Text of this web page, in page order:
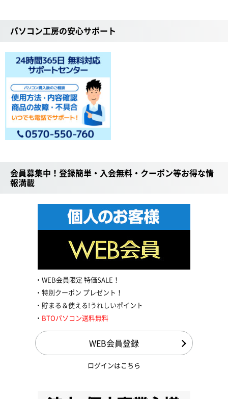
パソコン工房の安心サポート
会員募集中！登録簡単・入会無料・クーポン等お得な情
報満載
WEB会員限定 特価SALE！
特別クーポン プレゼント！
貯まる＆使える!うれしいポイント
BTOパソコン送料無料
WEB会員登録
ログインはこちら